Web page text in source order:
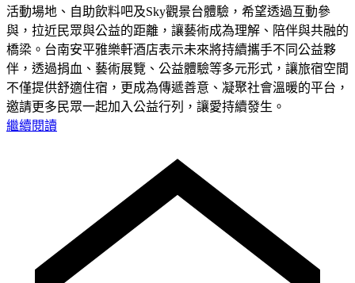
活動場地、自助飲料吧及Sky觀景台體驗，希望透過互動參
與，拉近民眾與公益的距離，讓藝術成為理解、陪伴與共融的
橋梁。台南安平雅樂軒酒店表示未來將持續攜手不同公益夥
伴，透過捐血、藝術展覽、公益體驗等多元形式，讓旅宿空間
不僅提供舒適住宿，更成為傳遞善意、凝聚社會溫暖的平台，
邀請更多民眾一起加入公益行列，讓愛持續發生。
繼續閱讀